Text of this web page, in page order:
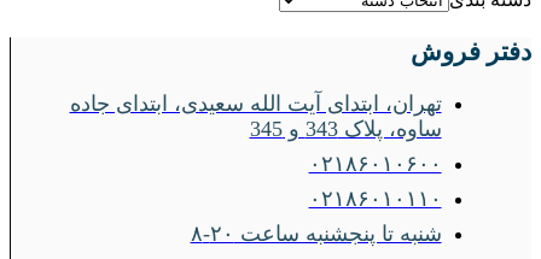
دفتر فروش
تهران، ابتدای آیت الله سعیدی، ابتدای جاده
ساوه، پلاک 343 و 345
۰۲۱۸۶۰۱۰۶۰۰
۰۲۱۸۶۰۱۰۱۱۰
شنبه تا پنجشنبه ساعت ۲۰-۸